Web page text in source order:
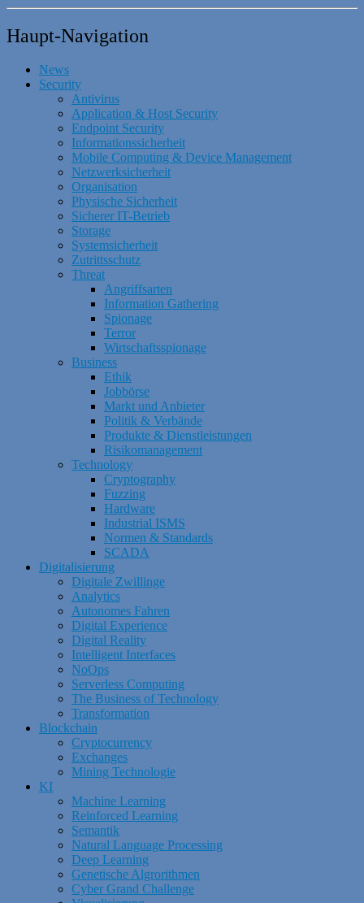
Haupt-Navigation
News
Security
Antivirus
Application & Host Security
Endpoint Security
Informationssicherheit
Mobile Computing & Device Management
Netzwerksicherheit
Organisation
Physische Sicherheit
Sicherer IT-Betrieb
Storage
Systemsicherheit
Zutrittsschutz
Threat
Angriffsarten
Information Gathering
Spionage
Terror
Wirtschaftsspionage
Business
Ethik
Jobbörse
Markt und Anbieter
Politik & Verbände
Produkte & Dienstleistungen
Risikomanagement
Technology
Cryptography
Fuzzing
Hardware
Industrial ISMS
Normen & Standards
SCADA
Digitalisierung
Digitale Zwillinge
Analytics
Autonomes Fahren
Digital Experience
Digital Reality
Intelligent Interfaces
NoOps
Serverless Computing
The Business of Technology
Transformation
Blockchain
Cryptocurrency
Exchanges
Mining Technologie
KI
Machine Learning
Reinforced Learning
Semantik
Natural Language Processing
Deep Learning
Genetische Algrorithmen
Cyber Grand Challenge